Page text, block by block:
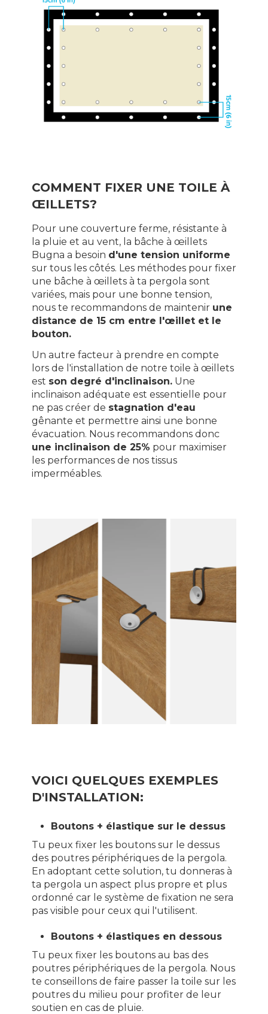
COMMENT FIXER UNE TOILE À
ŒILLETS?
Pour une couverture ferme, résistante à
la pluie et au vent, la bâche à œillets
Bugna a besoin d'une tension uniforme
sur tous les côtés. Les méthodes pour fixer
une bâche à œillets à ta pergola sont
variées, mais pour une bonne tension,
nous te recommandons de maintenir une
distance de 15 cm entre l'œillet et le
bouton.
Un autre facteur à prendre en compte
lors de l'installation de notre toile à œillets
est son degré d'inclinaison.Une
inclinaison adéquate est essentielle pour
ne pas créer de stagnation d'eau
gênante et permettre ainsi une bonne
évacuation. Nous recommandons donc
une inclinaison de 25% pour maximiser
les performances de nos tissus
imperméables.
VOICI QUELQUES EXEMPLES
D'INSTALLATION:
Boutons + élastique sur le dessus
Tu peux fixer les boutons sur le dessus
des poutres périphériques de la pergola.
En adoptant cette solution, tu donneras à
ta pergola un aspect plus propre et plus
ordonné car le système de fixation ne sera
pas visible pour ceux qui l'utilisent.
Boutons + élastiques en dessous
Tu peux fixer les boutons au bas des
poutres périphériques de la pergola. Nous
te conseillons de faire passer la toile sur les
poutres du milieu pour profiter de leur
soutien en cas de pluie.